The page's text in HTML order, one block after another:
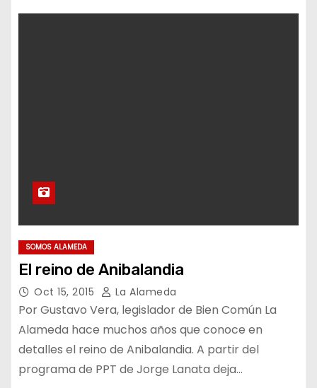
SOMOS ALAMEDA
El reino de Anibalandia
Oct 15, 2015 La Alameda
Por Gustavo Vera, legislador de Bien Común La
Alameda hace muchos años que conoce en
detalles el reino de Anibalandia. A partir del
programa de PPT de Jorge Lanata deja…